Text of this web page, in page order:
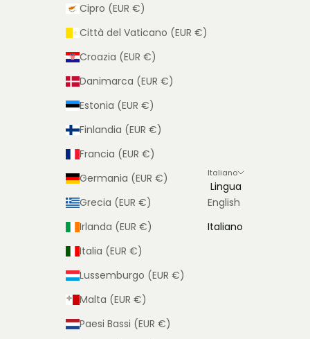
Cipro (EUR €)
Città del Vaticano (EUR €)
Croazia (EUR €)
Danimarca (EUR €)
Estonia (EUR €)
Finlandia (EUR €)
Francia (EUR €)
Germania (EUR €)
Grecia (EUR €)
Irlanda (EUR €)
Italia (EUR €)
Lussemburgo (EUR €)
Malta (EUR €)
Paesi Bassi (EUR €)
Italiano
Lingua
English
Italiano